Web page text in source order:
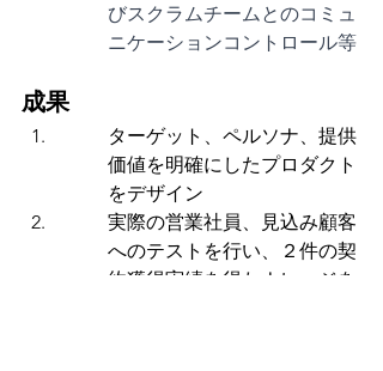
びスクラムチームとのコミュ
ニケーションコントロール等
成果
ターゲット、ペルソナ、提供
価値を明確にしたプロダクト
をデザイン
実際の営業社員、見込み顧客
へのテストを行い、２件の契
約獲得実績を得たナレッジを